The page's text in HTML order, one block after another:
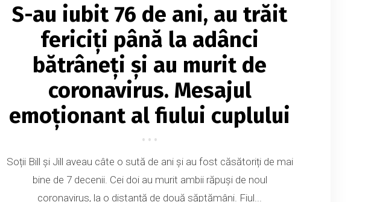
S-au iubit 76 de ani, au trăit
fericiți până la adânci
bătrâneți și au murit de
coronavirus. Mesajul
emoționant al fiului cuplului
Soții Bill și Jill aveau câte o sută de ani și au fost căsătoriți de mai
bine de 7 decenii. Cei doi au murit ambii răpuși de noul
coronavirus, la o distanță de două săptămâni. Fiul...